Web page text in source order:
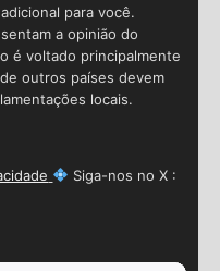
para você.
a opinião do
é voltado principalmente
outros países devem
locais.
Siga-nos no X :